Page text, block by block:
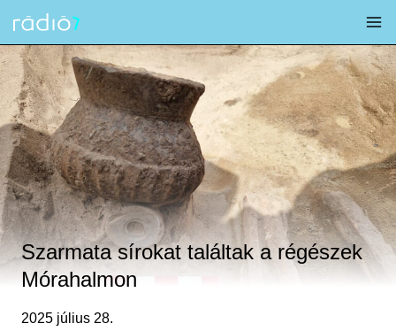
content
Szarmata sírokat találtak a régészek
Mórahalmon
2025 július 28.